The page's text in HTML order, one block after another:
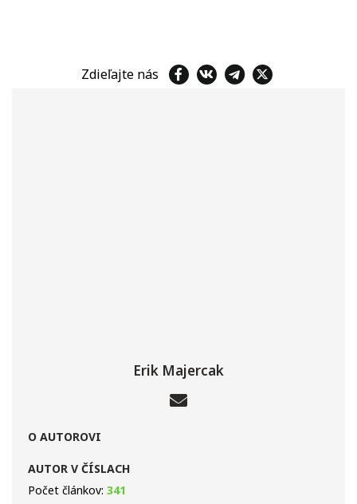
Zdieľajte nás
Erik Majercak
O AUTOROVI
AUTOR V ČÍSLACH
Počet článkov: 341